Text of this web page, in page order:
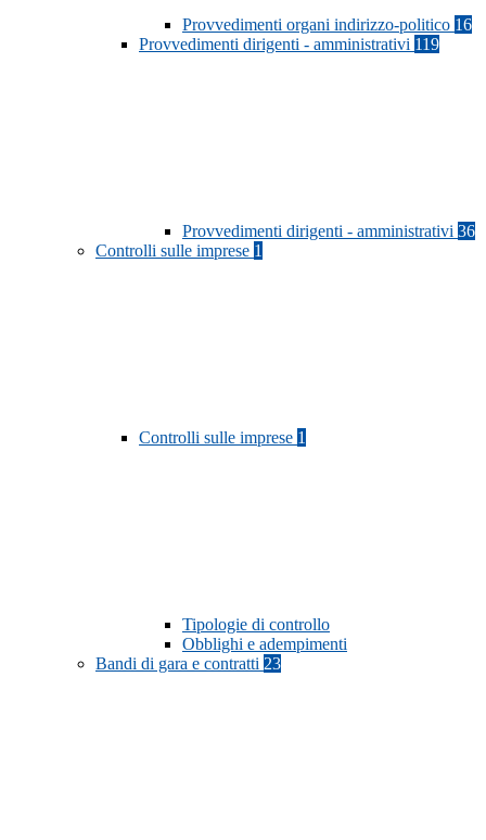
Provvedimenti organi indirizzo-politico 16
Provvedimenti dirigenti - amministrativi 119
Provvedimenti dirigenti - amministrativi 36
Controlli sulle imprese 1
Controlli sulle imprese 1
Tipologie di controllo
Obblighi e adempimenti
Bandi di gara e contratti 23